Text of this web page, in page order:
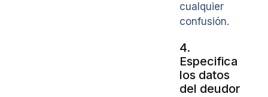
cualquier
confusión.
4.
Especifica
los datos
del deudor